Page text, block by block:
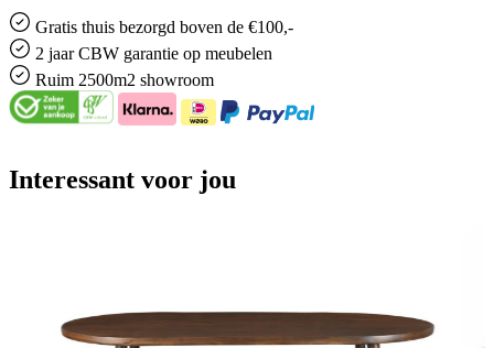
Gratis thuis bezorgd boven de €100,-
2 jaar CBW garantie op meubelen
Ruim 2500m2 showroom
Interessant voor jou